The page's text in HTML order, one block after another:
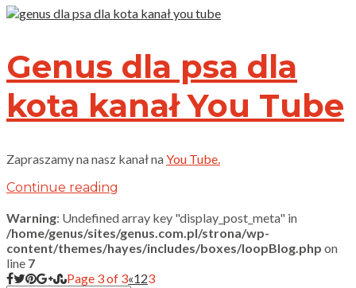
Genus dla psa dla
kota kanał You Tube
Zapraszamy na nasz kanał naYou Tube.
Continue reading
Warning: Undefined array key "display_post_meta" in
/home/genus/sites/genus.com.pl/strona/wp-
content/themes/hayes/includes/boxes/loopBlog.php on
line 7
Page 3 of 3«123